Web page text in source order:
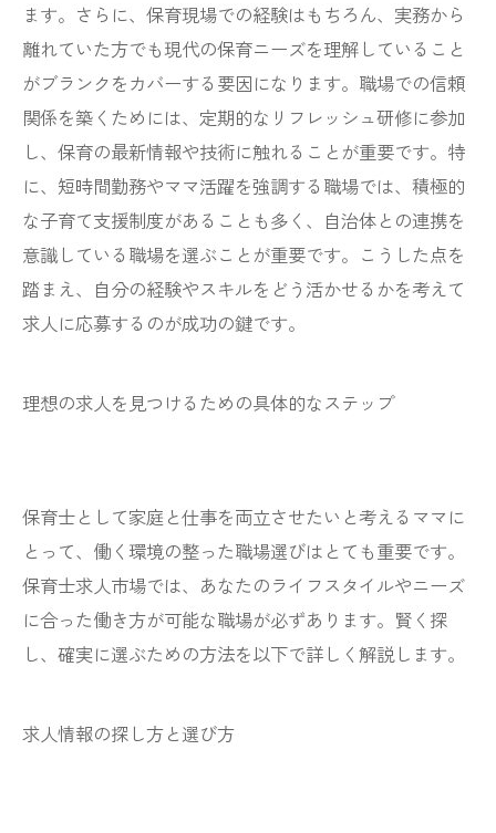
ます。さらに、保育現場での経験はもちろん、実務から
離れていた方でも現代の保育ニーズを理解していること
がブランクをカバーする要因になります。職場での信頼
関係を築くためには、定期的なリフレッシュ研修に参加
し、保育の最新情報や技術に触れることが重要です。特
に、短時間勤務やママ活躍を強調する職場では、積極的
な子育て支援制度があることも多く、自治体との連携を
意識している職場を選ぶことが重要です。こうした点を
踏まえ、自分の経験やスキルをどう活かせるかを考えて
求人に応募するのが成功の鍵です。
理想の求人を見つけるための具体的なステップ
保育士として家庭と仕事を両立させたいと考えるママに
とって、働く環境の整った職場選びはとても重要です。
保育士求人市場では、あなたのライフスタイルやニーズ
に合った働き方が可能な職場が必ずあります。賢く探
し、確実に選ぶための方法を以下で詳しく解説します。
求人情報の探し方と選び方